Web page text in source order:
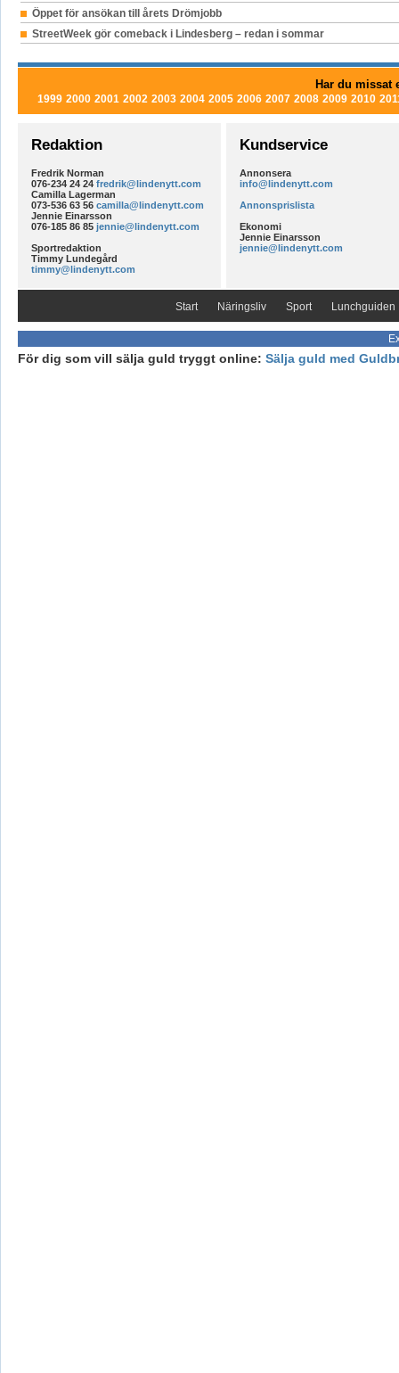
Öppet för ansökan till årets Drömjobb
StreetWeek gör comeback i Lindesberg – redan i sommar
Har du missat
1999 2000 2001 2002 2003 2004 2005 2006 2007 2008 2009 2010
Redaktion
Fredrik Norman
076-234 24 24 fredrik@lindenytt.com
Camilla Lagerman
073-536 63 56 camilla@lindenytt.com
Jennie Einarsson
076-185 86 85 jennie@lindenytt.com
Sportredaktion
Timmy Lundegård
timmy@lindenytt.com
Kundservice
Annonsera
info@lindenytt.com
Annonsprislista
Ekonomi
Jennie Einarsson
jennie@lindenytt.com
Start Näringsliv Sport Lunchguiden
För dig som vill sälja guld tryggt online: Sälja guld med